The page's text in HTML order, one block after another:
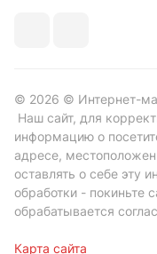
© 2026 © Интернет-
Наш сайт, для
информацию о
адресе,
оставлять о себе эту
обработки - покиньте
обрабатывается
Карта сайта